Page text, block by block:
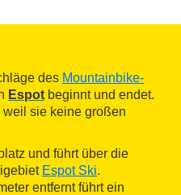
des Mountainbike-
Espot beginnt und endet.
weil sie keine großen
und führt über die
Espot Ski.
entfernt führt ein